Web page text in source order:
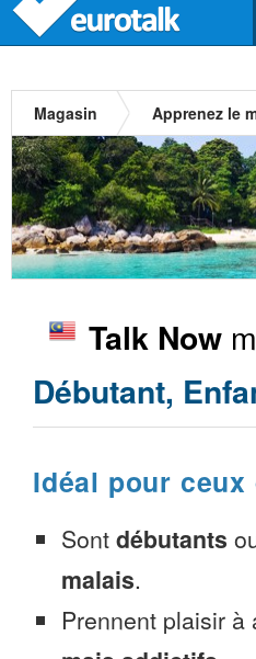
Magasin Apprenez le
Talk Now
Débutant,
Idéal pour ceux
Sont débutants
malais.
Prennent plaisir